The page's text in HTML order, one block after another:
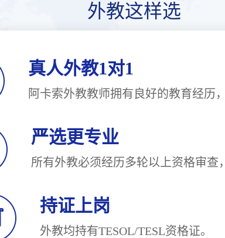
外教这样选
真人外教1对1
阿卡索外教教师拥有良好的教育经
严选更专业
所有外教必须经历多轮以上资格
持证上岗
外教均持有TESOL/